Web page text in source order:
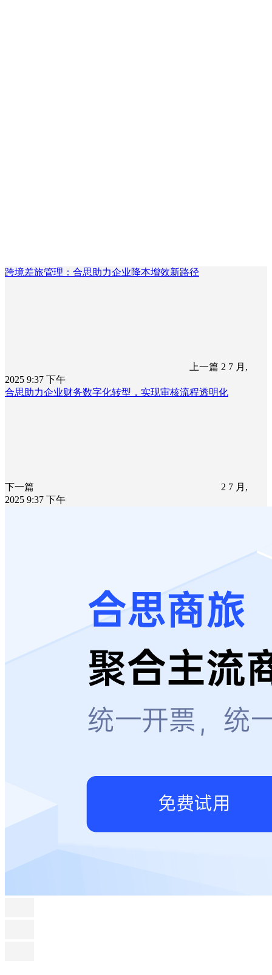
跨境差旅管理：合思助力企业降本增效新路径
上一篇 2 7 月,
2025 9:37 下午
合思助力企业财务数字化转型，实现审核流程透明化
下一篇
2 7 月,
2025 9:37 下午